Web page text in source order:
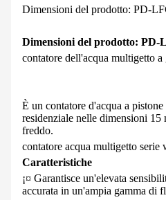
Dimensioni del prodotto: PD-
Dimensioni del prodotto: PD-
contatore dell'acqua multigetto
È un contatore d'acqua a
residenziale nelle dimensioni 15
freddo.
contatore acqua multigetto serie
Caratteristiche
¡¤ Garantisce un'elevata
accurata in un'ampia gamma di